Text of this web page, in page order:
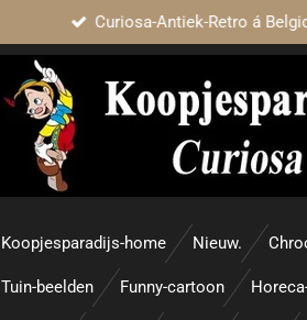
Curiosa-Antiek-Retro á
Koopjesparadijs-home Nieuw.
Tuin-beelden Funny-cartoon